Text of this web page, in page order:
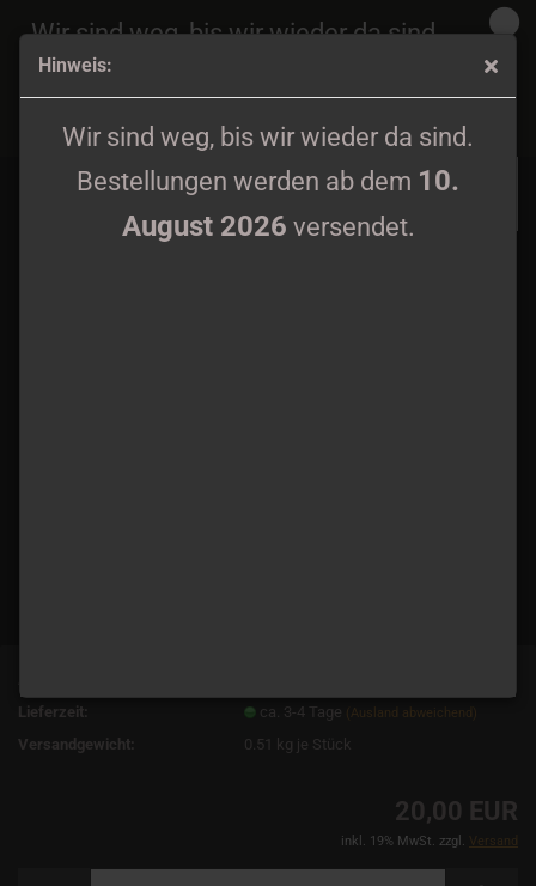
Hinweis:
Wir sind weg, bis wir wieder da sind.
Bestellungen werden ab dem 10.
August 2026 versendet.
Wir sind weg, bis wir wieder da sind.
Bestellungen werden ab dem
August 2026
versendet.
Lieferzeit:
ca. 3-4 Tage (Ausland abweichend)
Versandgewicht: 0.51 kg je Stück
20,00 EUR
inkl. 19% MwSt. zzgl. Versand